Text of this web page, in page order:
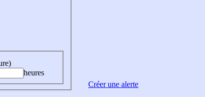
heures
Créer une alerte